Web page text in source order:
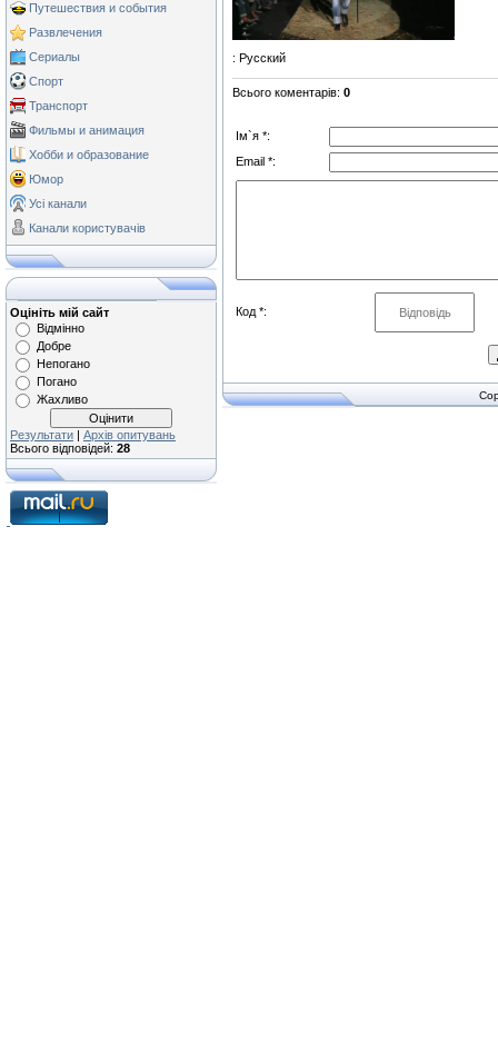
Путешествия и события
Развлечения
Сериалы
Спорт
Транспорт
Фильмы и анимация
Хобби и образование
Юмор
Усі канали
Канали користувачів
Оцініть мій сайт
Відмінно
Добре
Непогано
Погано
Жахливо
Результати | Архів опитувань
Всього відповідей: 28
: Русский
Всього коментарів: 0
Ім`я *:
Email *:
Код *: